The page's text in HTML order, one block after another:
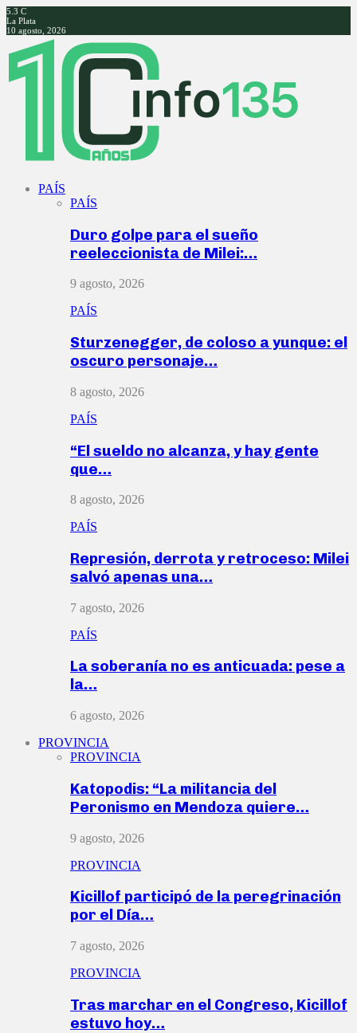
5.3 C
La Plata
10 agosto, 2026
Facebook
Twitter
Instagram
Youtube
PAÍS
PAÍS
Duro golpe para el sueño
reeleccionista de Milei:…
9 agosto, 2026
PAÍS
Sturzenegger, de coloso a yunque: el
oscuro personaje…
8 agosto, 2026
PAÍS
“El sueldo no alcanza, y hay gente
que…
8 agosto, 2026
PAÍS
Represión, derrota y retroceso: Milei
salvó apenas una…
7 agosto, 2026
PAÍS
La soberanía no es anticuada: pese a
la…
6 agosto, 2026
PROVINCIA
PROVINCIA
Katopodis: “La militancia del
Peronismo en Mendoza quiere…
9 agosto, 2026
PROVINCIA
Kicillof participó de la peregrinación
por el Día…
7 agosto, 2026
PROVINCIA
Tras marchar en el Congreso, Kicillof
estuvo hoy…